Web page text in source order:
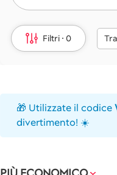
Filtri 0
🎁 Utilizzate il codice
divertimento! ☀️